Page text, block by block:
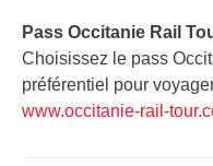
Pass Occitanie Rail
Choisissez le pass
préférentiel pour
www.occitanie-rail-